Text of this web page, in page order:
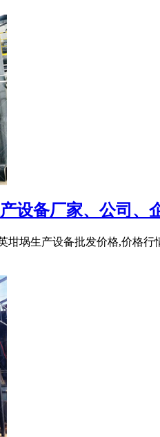
设备厂家、公司、
坩埚生产设备批发价格,价格